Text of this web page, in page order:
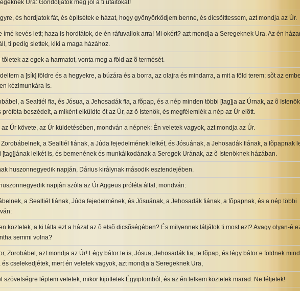
Ura: Gondoljátok meg jól a ti útaitokat!
és hordjatok fát, és építsétek e házat, hogy gyönyörködjem benne, és dicsõíttessem, azt mondja az Úr.
ímé kevés lett; haza is hordtátok, de én ráfuvallok arra! Mi okért? azt mondja a Seregeknek Ura. Az én
ti pedig siettek, kiki a maga házához.
az egek a harmatot, vonta meg a föld az õ termését.
a [sík] földre és a hegyekre, a búzára és a borra, az olajra és mindarra, a mit a föld terem; sõt az
kézimunkára is.
a Sealtiél fia, és Jósua, a Jehosadák fia, a fõpap, és a nép minden többi [tag]ja az Úrnak, az õ
próféta beszédeit, a miként elküldte õt az Úr, az õ Istenök, és megfélemlék a nép az Úr elõtt.
az Úr követe, az Úr küldetésében, mondván a népnek: Én veletek vagyok, azt mondja az Úr.
Zorobábelnek, a Sealtiél fiának, a Júda fejedelmének lelkét, és Jósuának, a Jehosadák fiának, a fõpapnak
lelkét is, és bemenének és munkálkodának a Seregek Urának, az õ Istenöknek házában.
huszonnegyedik napján, Dárius királynak második esztendejében.
napján szóla az Úr Aggeus próféta által, mondván:
a Sealtiél fiának, Júda fejedelmének, és Jósuának, a Jehosadák fiának, a fõpapnak, és a nép többi
köztetek, a ki látta ezt a házat az õ elsõ dicsõségében? És milyennek látjátok ti most ezt? Avagy olyan-é
semmi volna?
Zorobábel, azt mondja az Úr! Légy bátor te is, Jósua, Jehosadák fia, te fõpap, és légy bátor e földnek
és cselekedjétek, mert én veletek vagyok, azt mondja a Seregeknek Ura,
szövetségre léptem veletek, mikor kijöttetek Égyiptomból, és az én lelkem köztetek marad. Ne féljetek!